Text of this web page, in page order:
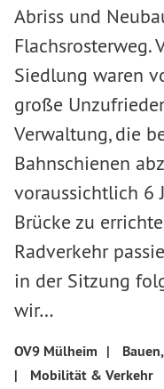
Abriss und
Flachsrosterweg.
Siedlung waren
große
Verwaltung, die
Bahnschienen
voraussichtlich 6
Brücke zu
Radverkehr
in der Sitzung
wir…
OV9 Mülheim |
|
Mobilität & Verkehr